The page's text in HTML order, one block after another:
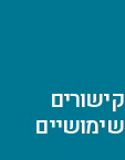
קישורים
שימושיים